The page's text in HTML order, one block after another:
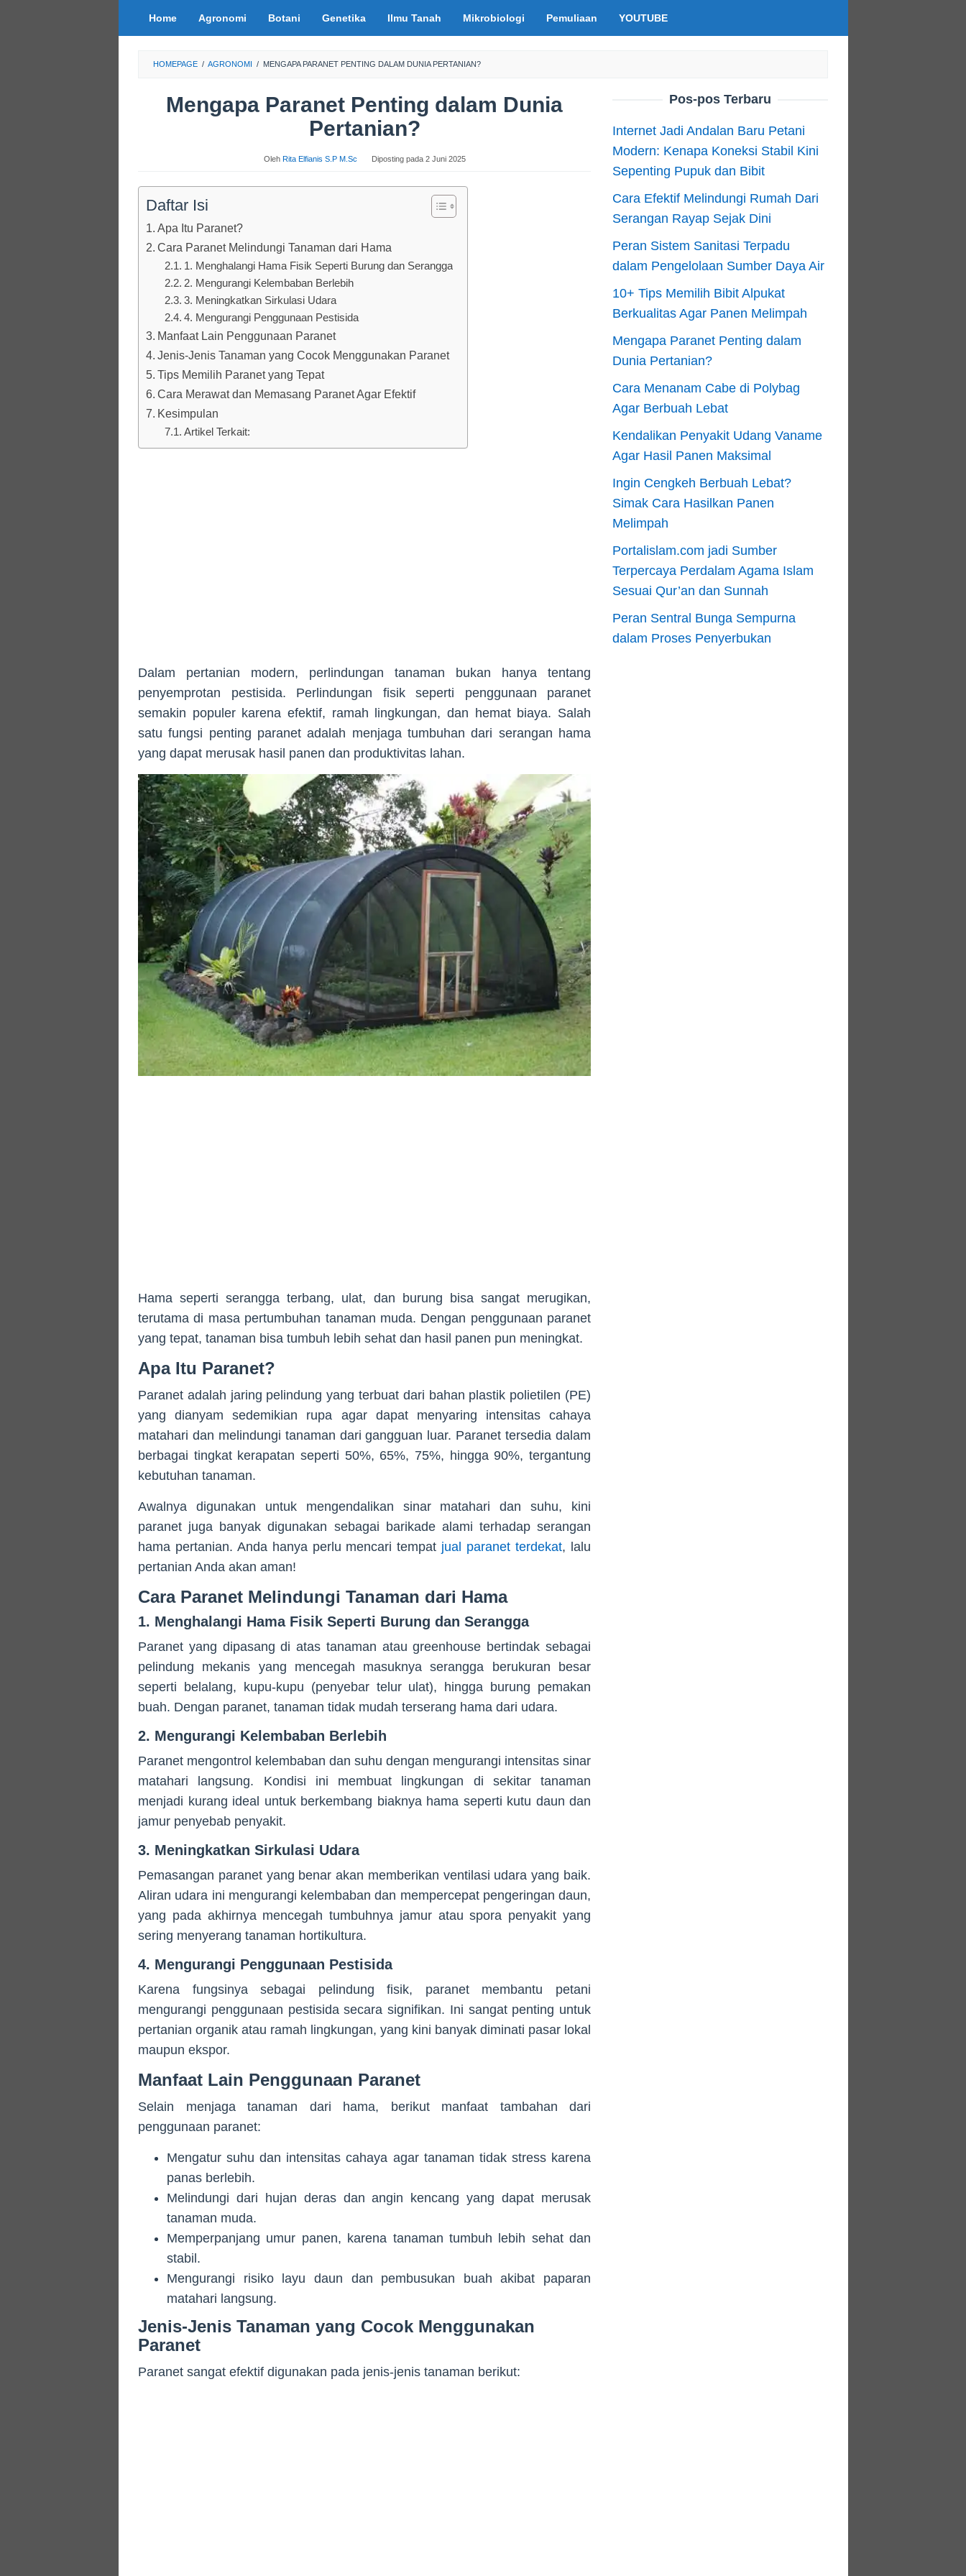
Home Agronomi Botani Genetika Ilmu Tanah Mikrobiologi Pemuliaan YOUTUBE
HOMEPAGE / AGRONOMI / MENGAPA PARANET PENTING DALAM DUNIA PERTANIAN?
Mengapa Paranet Penting dalam Dunia
Pertanian?
Oleh Rita Elfianis S.P M.Sc Diposting pada 2 Juni 2025
Daftar Isi
Apa Itu Paranet?
Cara Paranet Melindungi Tanaman dari Hama
1. Menghalangi Hama Fisik Seperti Burung dan Serangga
2. Mengurangi Kelembaban Berlebih
3. Meningkatkan Sirkulasi Udara
4. Mengurangi Penggunaan Pestisida
Manfaat Lain Penggunaan Paranet
Jenis-Jenis Tanaman yang Cocok Menggunakan Paranet
Tips Memilih Paranet yang Tepat
Cara Merawat dan Memasang Paranet Agar Efektif
Kesimpulan
Artikel Terkait:
Dalam pertanian modern, perlindungan tanaman bukan hanya tentang
penyemprotan pestisida. Perlindungan fisik seperti penggunaan paranet
semakin populer karena efektif, ramah lingkungan, dan hemat biaya. Salah
satu fungsi penting paranet adalah menjaga tumbuhan dari serangan hama
yang dapat merusak hasil panen dan produktivitas lahan.
Hama seperti serangga terbang, ulat, dan burung bisa sangat merugikan,
terutama di masa pertumbuhan tanaman muda. Dengan penggunaan paranet
yang tepat, tanaman bisa tumbuh lebih sehat dan hasil panen pun meningkat.
Apa Itu Paranet?
Paranet adalah jaring pelindung yang terbuat dari bahan plastik polietilen (PE)
yang dianyam sedemikian rupa agar dapat menyaring intensitas cahaya
matahari dan melindungi tanaman dari gangguan luar. Paranet tersedia dalam
berbagai tingkat kerapatan seperti 50%, 65%, 75%, hingga 90%, tergantung
kebutuhan tanaman.
Awalnya digunakan untuk mengendalikan sinar matahari dan suhu, kini
paranet juga banyak digunakan sebagai barikade alami terhadap serangan
hama pertanian. Anda hanya perlu mencari tempat jual paranet terdekat, lalu
pertanian Anda akan aman!
Cara Paranet Melindungi Tanaman dari Hama
1. Menghalangi Hama Fisik Seperti Burung dan Serangga
Paranet yang dipasang di atas tanaman atau greenhouse bertindak sebagai
pelindung mekanis yang mencegah masuknya serangga berukuran besar
seperti belalang, kupu-kupu (penyebar telur ulat), hingga burung pemakan
buah. Dengan paranet, tanaman tidak mudah terserang hama dari udara.
2. Mengurangi Kelembaban Berlebih
Paranet mengontrol kelembaban dan suhu dengan mengurangi intensitas sinar
matahari langsung. Kondisi ini membuat lingkungan di sekitar tanaman
menjadi kurang ideal untuk berkembang biaknya hama seperti kutu daun dan
jamur penyebab penyakit.
3. Meningkatkan Sirkulasi Udara
Pemasangan paranet yang benar akan memberikan ventilasi udara yang baik.
Aliran udara ini mengurangi kelembaban dan mempercepat pengeringan daun,
yang pada akhirnya mencegah tumbuhnya jamur atau spora penyakit yang
sering menyerang tanaman hortikultura.
4. Mengurangi Penggunaan Pestisida
Karena fungsinya sebagai pelindung fisik, paranet membantu petani
mengurangi penggunaan pestisida secara signifikan. Ini sangat penting untuk
pertanian organik atau ramah lingkungan, yang kini banyak diminati pasar lokal
maupun ekspor.
Manfaat Lain Penggunaan Paranet
Selain menjaga tanaman dari hama, berikut manfaat tambahan dari
penggunaan paranet:
Mengatur suhu dan intensitas cahaya agar tanaman tidak stress karena
panas berlebih.
Melindungi dari hujan deras dan angin kencang yang dapat merusak
tanaman muda.
Memperpanjang umur panen, karena tanaman tumbuh lebih sehat dan
stabil.
Mengurangi risiko layu daun dan pembusukan buah akibat paparan
matahari langsung.
Jenis-Jenis Tanaman yang Cocok Menggunakan
Paranet
Paranet sangat efektif digunakan pada jenis-jenis tanaman berikut:
Pos-pos Terbaru
Internet Jadi Andalan Baru Petani
Modern: Kenapa Koneksi Stabil Kini
Sepenting Pupuk dan Bibit
Cara Efektif Melindungi Rumah Dari
Serangan Rayap Sejak Dini
Peran Sistem Sanitasi Terpadu
dalam Pengelolaan Sumber Daya Air
10+ Tips Memilih Bibit Alpukat
Berkualitas Agar Panen Melimpah
Mengapa Paranet Penting dalam
Dunia Pertanian?
Cara Menanam Cabe di Polybag
Agar Berbuah Lebat
Kendalikan Penyakit Udang Vaname
Agar Hasil Panen Maksimal
Ingin Cengkeh Berbuah Lebat?
Simak Cara Hasilkan Panen
Melimpah
Portalislam.com jadi Sumber
Terpercaya Perdalam Agama Islam
Sesuai Qur’an dan Sunnah
Peran Sentral Bunga Sempurna
dalam Proses Penyerbukan